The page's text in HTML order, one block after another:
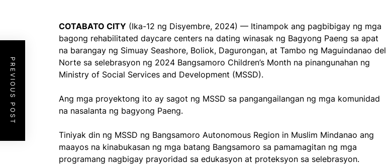
COTABATO CITY (Ika-12 ng Disyembre, 2024) — Itinampok ang pagbibigay ng mga
bagong rehabilitated daycare centers na dating winasak ng Bagyong Paeng sa apat
na barangay ng Simuay Seashore, Boliok, Dagurongan, at Tambo ng Maguindanao del
Norte sa selebrasyon ng 2024 Bangsamoro Children’s Month na pinangunahan ng
Ministry of Social Services and Development (MSSD).
Ang mga proyektong ito ay sagot ng MSSD sa pangangailangan ng mga komunidad
na nasalanta ng bagyong Paeng.
Tiniyak din ng MSSD ng Bangsamoro Autonomous Region in Muslim Mindanao ang
maayos na kinabukasan ng mga batang Bangsamoro sa pamamagitan ng mga
programang nagbigay prayoridad sa edukasyon at proteksyon sa selebrasyon.
PREVIOUS POST